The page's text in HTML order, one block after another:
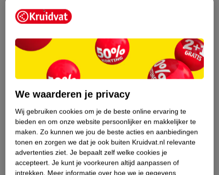
Etiketinformatie
Nature Impact Score
Dit product heeft (nog) geen Nature
Impact Score.
Meer informatie
Bestel & Bezorginformatie
Bekijk ook
MeerBumble And Bumble Alle Conditioner
We waarderen je privacy
Wij gebruiken cookies om je de beste online ervaring te
bieden en om onze website persoonlijker en makkelijker te
maken. Zo kunnen we jou de beste acties en aanbiedingen
tonen en zorgen we dat je ook buiten Kruidvat.nl relevante
advertenties ziet. Je bepaalt zelf welke cookies je
accepteert. Je kunt je voorkeuren altijd aanpassen of
intrekken. Meer informatie over hoe we je gegevens